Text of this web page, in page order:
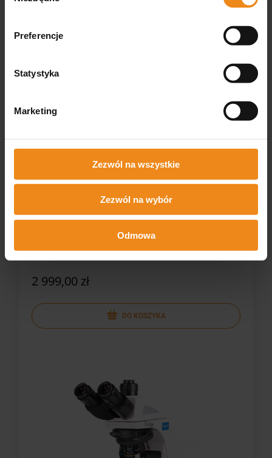
Preferencje
Statystyka
Marketing
Zezwól na wszystkie
Zezwól na wybór
Odmowa
Mikroskop Delta Optical ProteOne
Delta Optical Dostępny
2 999,00 zł
DO KOSZYKA